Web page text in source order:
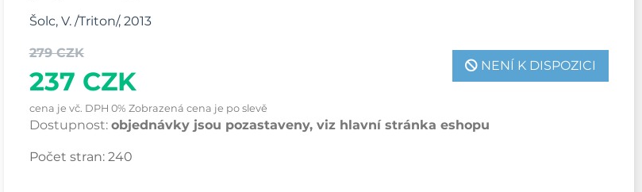
Šolc, V. /Triton/, 2013
279 CZK
237 CZK
NENÍ K DISPOZICI
cena je vč. DPH 0% Zobrazená cena je po slevě
Dostupnost: objednávky jsou pozastaveny, viz hlavní stránka eshopu
Počet stran: 240